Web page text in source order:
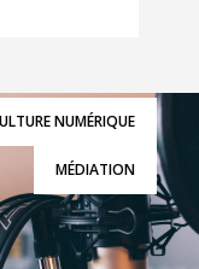
NUMÉRIQUE
MÉDIATION